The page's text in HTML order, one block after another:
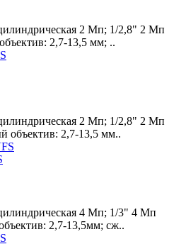
2 Mп; 1/2,8" 2 Mп
2,7-13,5 мм; ..
2 Mп; 1/2,8" 2 Mп
объектив: 2,7-13,5 мм..
4 Mп; 1/3" 4 Mп
2,7-13,5мм; сж..